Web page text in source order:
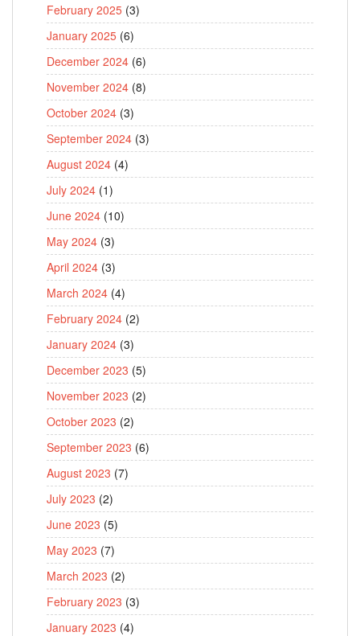
February 2025 (3)
January 2025 (6)
December 2024 (6)
November 2024 (8)
October 2024 (3)
September 2024 (3)
August 2024 (4)
July 2024 (1)
June 2024 (10)
May 2024 (3)
April 2024 (3)
March 2024 (4)
February 2024 (2)
January 2024 (3)
December 2023 (5)
November 2023 (2)
October 2023 (2)
September 2023 (6)
August 2023 (7)
July 2023 (2)
June 2023 (5)
May 2023 (7)
March 2023 (2)
February 2023 (3)
January 2023 (4)